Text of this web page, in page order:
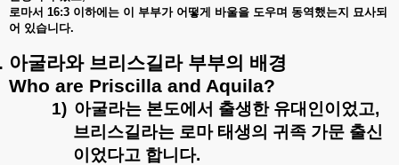
로마서 16:3 이하에는 이 부부가 어떻게 바울을 도우며 동역했는지 묘사되
어 있습니다.
아굴라와 브리스길라 부부의 배경
Who are Priscilla and Aquila?
1) 아굴라는 본도에서 출생한 유대인이었고,
브리스길라는 로마 태생의 귀족 가문 출신
이었다고 합니다.